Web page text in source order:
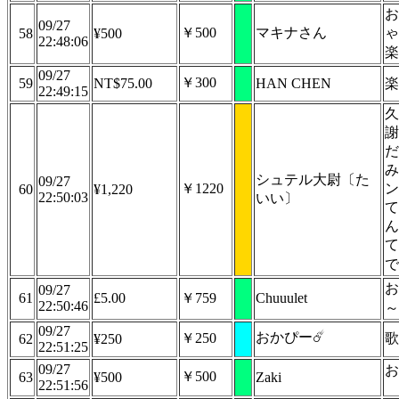
58
09/27
22:48:06
¥500 ￥500 マキナさん
59
09/27
22:49:15
NT$75.00 ￥300 HAN CHEN
60
09/27
22:50:03
¥1,220 ￥1220
シュテル大尉〔た
いい〕
61
09/27
22:50:46
£5.00 ￥759 Chuuulet
62
09/27
22:51:25
¥250 ￥250 おかぴー☄️
63
09/27
22:51:56
¥500 ￥500 Zaki